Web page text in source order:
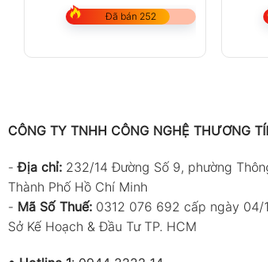
Đã bán 252
CÔNG TY TNHH CÔNG NGHỆ THƯƠNG
-Địa chỉ: 232/14 Đường Số 9, phường
Thành Phố Hồ Chí Minh
- Mã Số Thuế: 0312 076 692 cấp ngày 04/
Sở Kế Hoạch & Đầu Tư TP. HCM